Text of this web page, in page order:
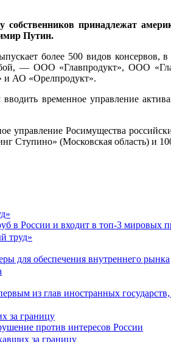
собственников принадлежат
Путин.
более 500 видов
— ООО «Главпродукт», ООО
и АО «Орелпродукт».
временное управление
управление Росимущества
Ступино» (Московская область) и
в России и входит в топ-3 мировых
для обеспечения внутреннего рынка
из глав иностранных
за границу
против интересов России